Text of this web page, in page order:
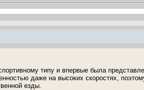
типу и впервые была
даже на высоких скоростях,
езды.